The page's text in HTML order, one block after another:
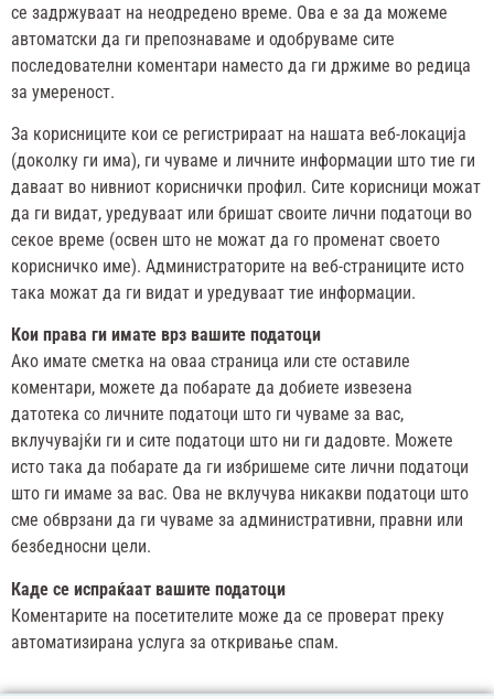
се задржуваат на неодредено време. Ова е за да можеме
автоматски да ги препознаваме и одобруваме сите
последователни коментари наместо да ги држиме во редица
за умереност.
За корисниците кои се регистрираат на нашата веб-локација
(доколку ги има), ги чуваме и личните информации што тие ги
даваат во нивниот кориснички профил. Сите корисници можат
да ги видат, уредуваат или бришат своите лични податоци во
секое време (освен што не можат да го променат своето
корисничко име). Администраторите на веб-страниците исто
така можат да ги видат и уредуваат тие информации.
Кои права ги имате врз вашите податоци
Ако имате сметка на оваа страница или сте оставиле
коментари, можете да побарате да добиете извезена
датотека со личните податоци што ги чуваме за вас,
вклучувајќи ги и сите податоци што ни ги дадовте. Можете
исто така да побарате да ги избришеме сите лични податоци
што ги имаме за вас. Ова не вклучува никакви податоци што
сме обврзани да ги чуваме за административни, правни или
безбедносни цели.
Каде се испраќаат вашите податоци
Коментарите на посетителите може да се проверат преку
автоматизирана услуга за откривање спам.